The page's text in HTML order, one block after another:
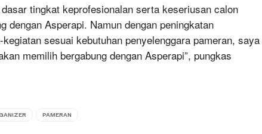
tingkat keprofesionalan serta keseriusan calon
dengan Asperapi. Namun dengan peningkatan
sesuai kebutuhan penyelenggara pameran, saya
memilih bergabung dengan Asperapi”, pungkas
PAMERAN